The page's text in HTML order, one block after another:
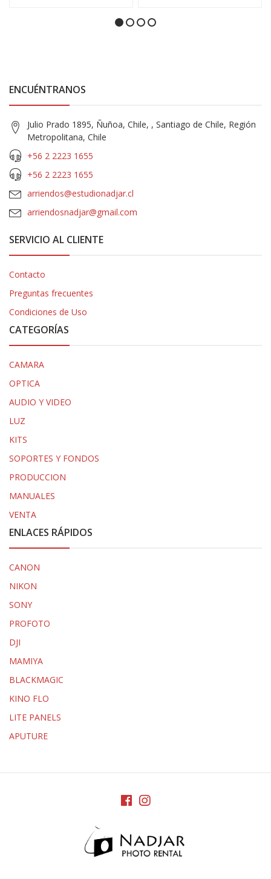
ENCUÉNTRANOS
Julio Prado 1895, Ñuñoa, Chile, , Santiago de Chile, Región
Metropolitana, Chile
+56 2 2223 1655
+56 2 2223 1655
arriendos@estudionadjar.cl
arriendosnadjar@gmail.com
SERVICIO AL CLIENTE
Contacto
Preguntas frecuentes
Condiciones de Uso
CATEGORÍAS
CAMARA
OPTICA
AUDIO Y VIDEO
LUZ
KITS
SOPORTES Y FONDOS
PRODUCCION
MANUALES
VENTA
ENLACES RÁPIDOS
CANON
NIKON
SONY
PROFOTO
DJI
MAMIYA
BLACKMAGIC
KINO FLO
LITE PANELS
APUTURE